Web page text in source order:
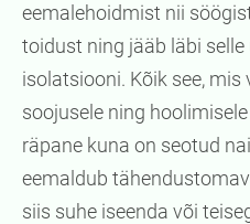
eemalehoidmist nii
toidust ning jääb läbi
isolatsiooni. Kõik see, mis
soojusele ning
räpane kuna on seotud
eemaldub
siis suhe iseenda või